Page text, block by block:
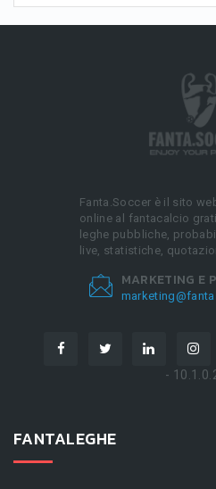
Fanta.Soccer è il sito
online al fantacalcio
leghe pubbliche,
live, statistiche,
MARKETING E
-
FANTALEGHE